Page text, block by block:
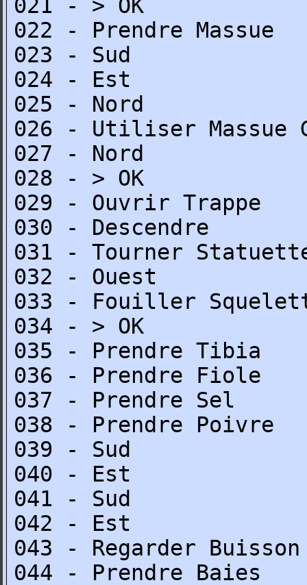
021 - > OK
022 - Prendre Massue
023 - Sud
024 - Est
025 - Nord
026 - Utiliser Massue
027 - Nord
028 - > OK
029 - Ouvrir Trappe
030 - Descendre
031 - Tourner
032 - Ouest
033 - Fouiller
034 - > OK
035 - Prendre Tibia
036 - Prendre Fiole
037 - Prendre Sel
038 - Prendre Poivre
039 - Sud
040 - Est
041 - Sud
042 - Est
043 - Regarder Buisson
044 - Prendre Baies